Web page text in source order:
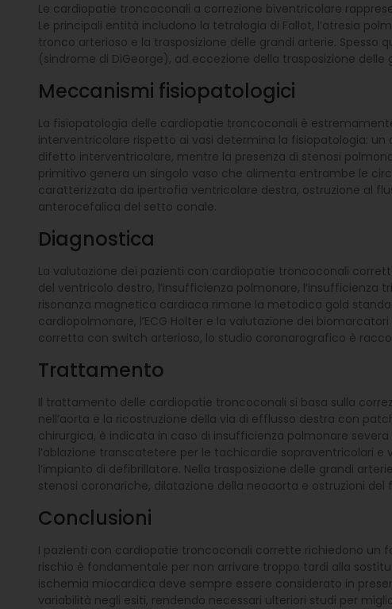
Le cardiopatie troncoconali a correzione biventricolare
Le principali entità includono la tetralogia di Fallot, l’atresia
tronco arterioso e la trasposizione delle grandi arterie.
(sindrome di DiGeorge), ad eccezione della trasposizione
Meccanismi fisiopatologici
La fisiopatologia delle cardiopatie troncoconali è
interventricolare rispetto ai vasi determina la fisiopatologia:
difetto interventricolare, mentre la presenza di stenosi
primitivo genera un singolo vaso che alimenta entrambe le
caratterizzata da ipertrofia ventricolare destra, ostruzione al
anterocefalica del setto conale.
Diagnostica
La valutazione dei pazienti con cardiopatie troncoconali
del ventricolo destro, l’insufficienza polmonare, l’insufficienza
risonanza magnetica cardiaca rimane la metodica gold
cardiopolmonare, l’ECG Holter e la valutazione dei
corretta con switch arterioso, lo studio coronarografico è
Trattamento
Il trattamento delle cardiopatie troncoconali si basa sulla
nell’aorta e la ricostruzione della via di efflusso destra con
chirurgica, è indicata in caso di insufficienza polmonare
l’ablazione transcatetere per le tachicardie sopraventricolari
l’impianto di defibrillatore. Nella trasposizione delle grandi
stenosi coronariche, dilatazione della neoaorta e ostruzioni del
Conclusioni
I pazienti con cardiopatie troncoconali corrette richiedono un
rischio è fondamentale per non arrivare troppo tardi alla
ischemia miocardica deve sempre essere considerato in
variabilità negli esiti, rendendo necessari ulteriori studi per